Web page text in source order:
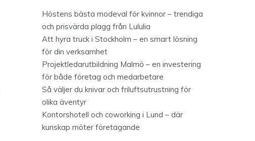
Höstens bästa modeval för kvinnor – trendiga
och prisvärda plagg från Lululia
Att hyra truck i Stockholm – en smart lösning
för din verksamhet
Projektledarutbildning Malmö – en investering
för både företag och medarbetare
Så väljer du knivar och friluftsutrustning för
olika äventyr
Kontorshotell och coworking i Lund – där
kunskap möter företagande